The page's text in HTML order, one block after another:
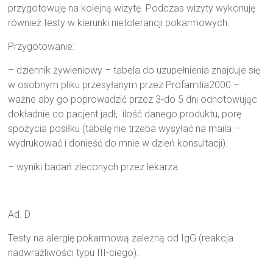
przygotowuję na kolejną wizytę. Podczas wizyty wykonuję
również testy w kierunki nietolerancji pokarmowych.
Przygotowanie:
– dziennik żywieniowy – tabela do uzupełnienia znajduje się
w osobnym pliku przesyłanym przez Profamilia2000 –
ważne aby go poprowadzić przez 3-do 5 dni odnotowując
dokładnie co pacjent jadł, ilość danego produktu, porę
spożycia posiłku (tabelę nie trzeba wysyłać na maila –
wydrukować i donieść do mnie w dzień konsultacji).
– wyniki badań zleconych przez lekarza
Ad. D
Testy na alergię pokarmową zależną od IgG (reakcja
nadwrażliwości typu III-ciego).